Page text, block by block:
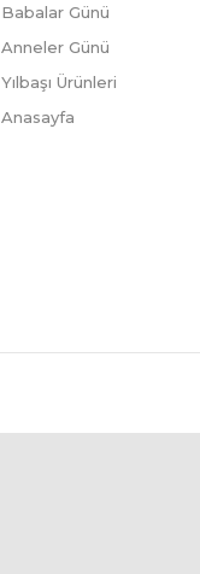
Babalar Günü
Anneler Günü
Yılbaşı Ürünleri
Anasayfa